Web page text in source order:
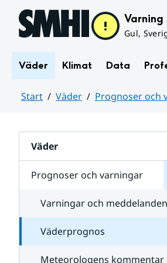
Hoppa till sidans innehåll Varning
Gul,
Väder Klimat Data
Start Väder Prognoser och
Väder
Prognoser och varningar
Varningar och meddelanden
Väderprognos
Meteorologens kommentar